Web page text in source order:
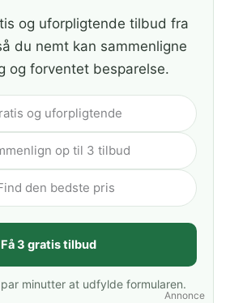
Annonce
og uforpligtende tilbud fra
du nemt kan sammenligne
og forventet besparelse.
og uforpligtende
op til 3 tilbud
den bedste pris
Få 3 gratis tilbud
minutter at udfylde formularen.